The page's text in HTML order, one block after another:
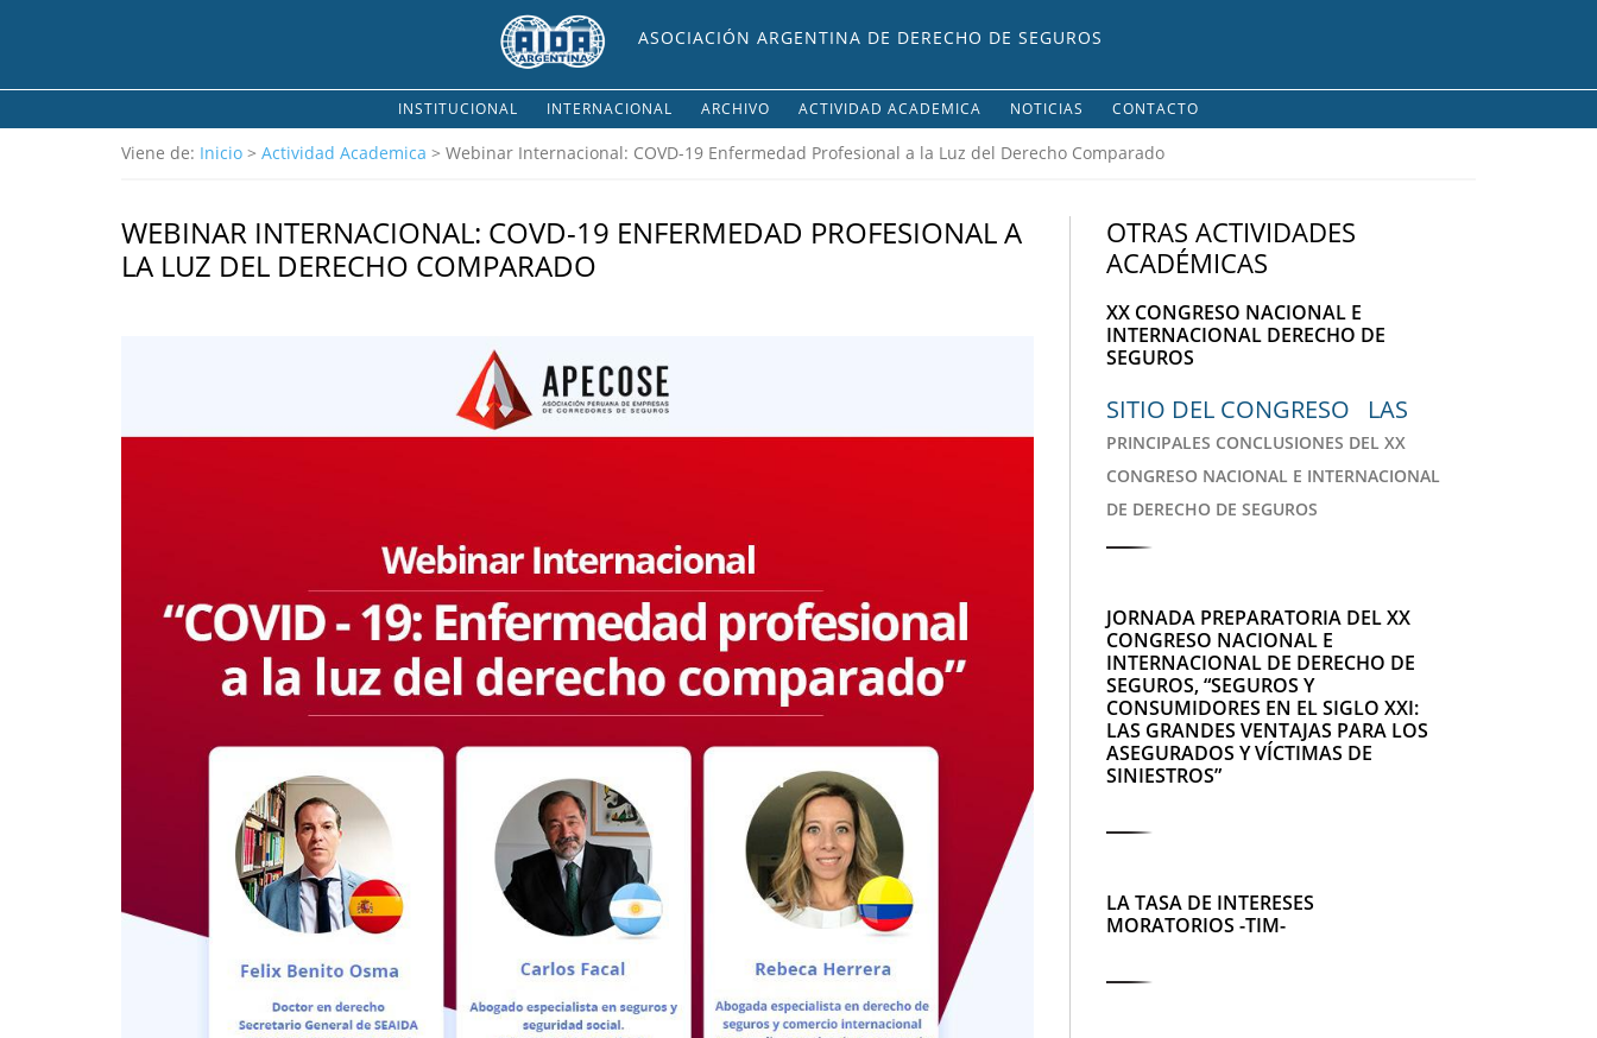
ASOCIACIÓN ARGENTINA DE DERECHO DE SEGUROS
INSTITUCIONAL INTERNACIONAL ARCHIVO ACTIVIDAD ACADEMICA NOTICIAS CONTACTO
Viene de: Inicio > Actividad Academica > Webinar Internacional: COVD-19 Enfermedad Profesional a la Luz del Derecho Comparado
WEBINAR INTERNACIONAL: COVD-19 ENFERMEDAD PROFESIONAL A
LA LUZ DEL DERECHO COMPARADO
OTRAS ACTIVIDADES
ACADÉMICAS
XX CONGRESO NACIONAL E
INTERNACIONAL DERECHO DE
SEGUROS
SITIO DEL CONGRESO LAS
PRINCIPALES CONCLUSIONES DEL XX
CONGRESO NACIONAL E INTERNACIONAL
DE DERECHO DE SEGUROS
JORNADA PREPARATORIA DEL XX
CONGRESO NACIONAL E
INTERNACIONAL DE DERECHO DE
SEGUROS, “SEGUROS Y
CONSUMIDORES EN EL SIGLO XXI:
LAS GRANDES VENTAJAS PARA LOS
ASEGURADOS Y VÍCTIMAS DE
SINIESTROS”
LA TASA DE INTERESES
MORATORIOS -TIM-